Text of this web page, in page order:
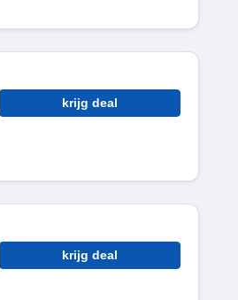
krijg deal
krijg deal